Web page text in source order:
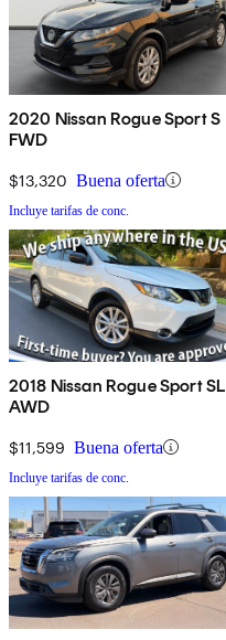
2020 Nissan Rogue Sport S
FWD
$13,320 Buena oferta
Incluye tarifas de conc.
2018 Nissan Rogue Sport SL
AWD
$11,599 Buena oferta
Incluye tarifas de conc.